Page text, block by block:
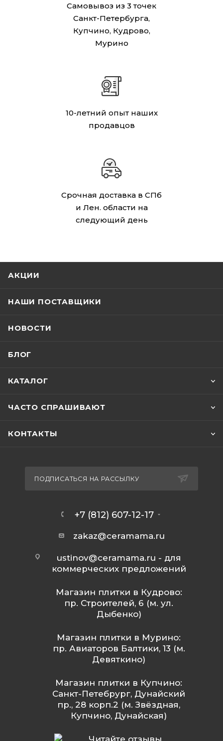
Самовывоз из 3 точек
Санкт-Петербурга,
Купчино, Кудрово,
Мурино
10-летний опыт наших
продавцов
Срочная доставка в СПб
и Лен. области на
следующий день
АКЦИИ
НАШИ ПОСТАВЩИКИ
НОВОСТИ
БЛОГ
КАТАЛОГ
ЧАСТО СПРАШИВАЮТ
КОНТАКТЫ
ПОДПИСАТЬСЯ НА РАССЫЛКУ
+7 (812) 607-12-17
zakaz@ceramama.ru
ustinov@ceramama.ru - для
коммерческих предложений
Магазин плитки в Кудрово:
пр. Строителей, 6 (м. ул.
Дыбенко)
Магазин плитки в Мурино:
пр. Авиаторов Балтики, 13 (м.
Девяткино)
Магазин плитки в Купчино:
Санкт-Петебрург, Дунайский
пр., 28 корп.2 (м. Звёздная,
Купчино, Дунайская)